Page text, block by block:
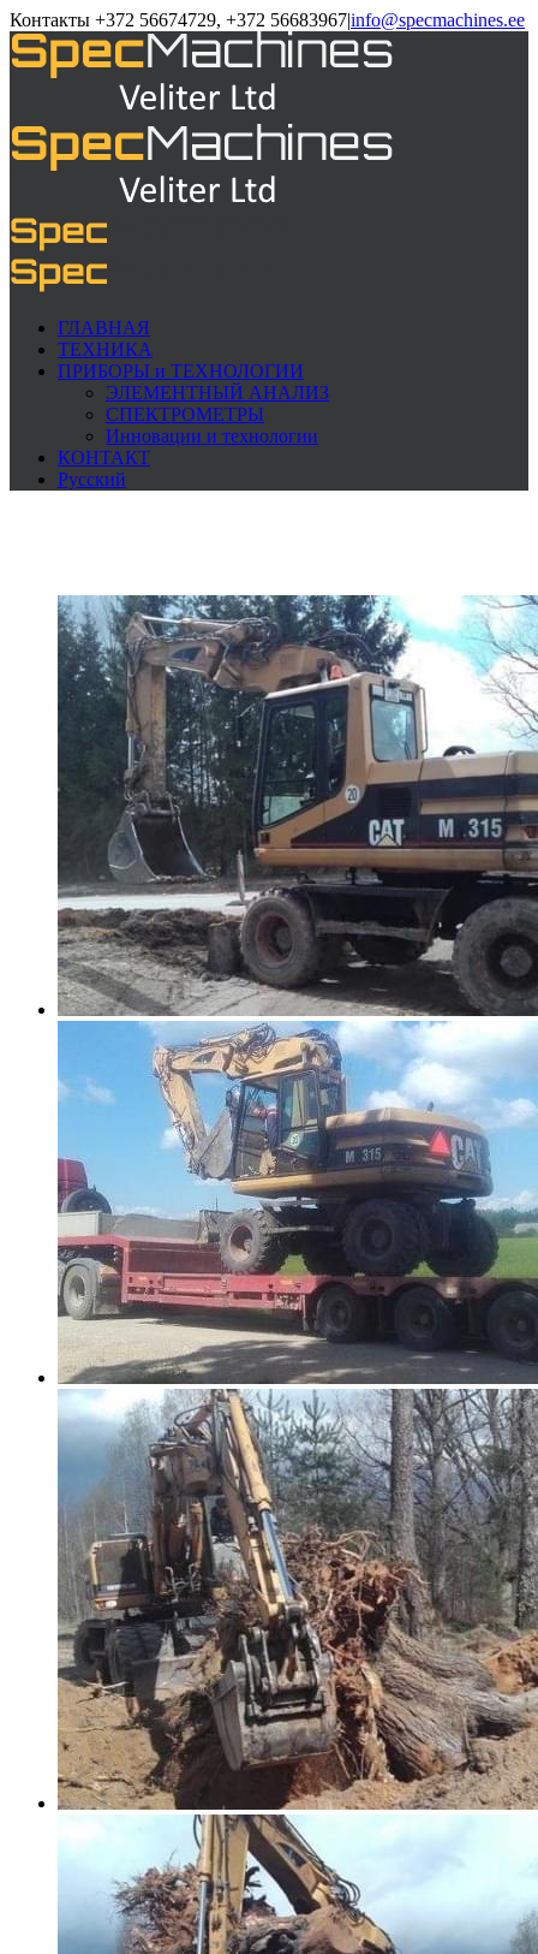
Контакты +372 56674729, +372 56683967|info@specmachines.ee
ГЛАВНАЯ
ТЕХНИКА
ПРИБОРЫ и ТЕХНОЛОГИИ
ЭЛЕМЕНTНЫЙ АНАЛИЗ
СПЕКТРОМЕТРЫ
Инновации и технологии
КОНТАКТ
Русский